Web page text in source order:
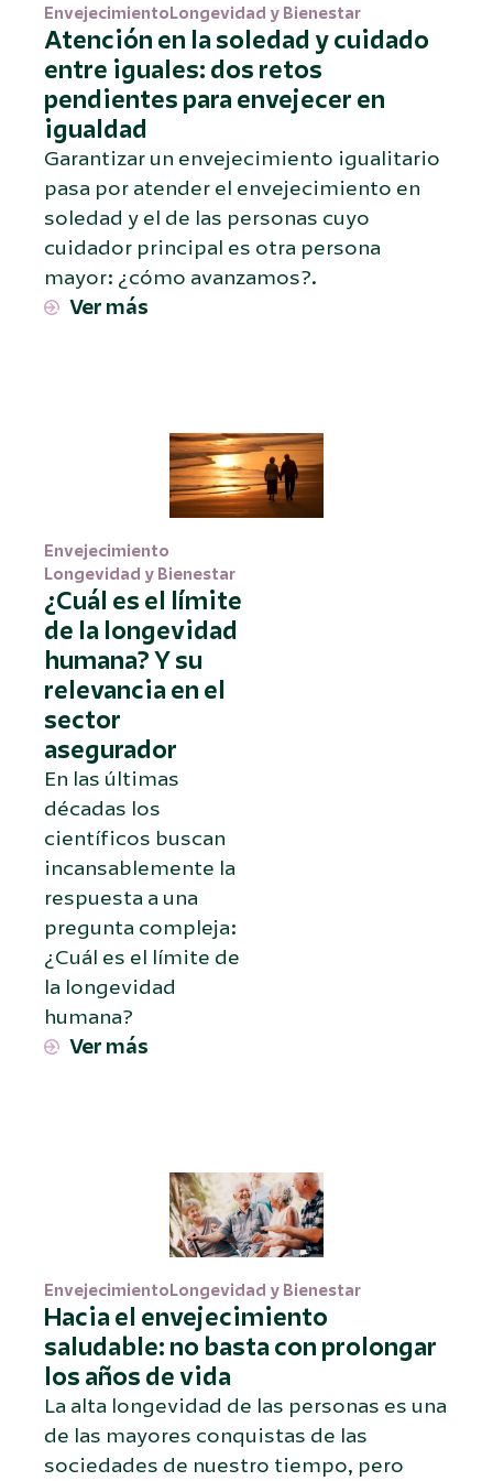
EnvejecimientoLongevidad y Bienestar
Atención en la soledad y cuidado
entre iguales: dos retos
pendientes para envejecer en
igualdad
Garantizar un envejecimiento igualitario
pasa por atender el envejecimiento en
soledad y el de las personas cuyo
cuidador principal es otra persona
mayor: ¿cómo avanzamos?.
Ver más
Envejecimiento
Longevidad y Bienestar
¿Cuál es el límite
de la longevidad
humana? Y su
relevancia en el
sector
asegurador
En las últimas
décadas los
científicos buscan
incansablemente la
respuesta a una
pregunta compleja:
¿Cuál es el límite de
la longevidad
humana?
Ver más
EnvejecimientoLongevidad y Bienestar
Hacia el envejecimiento
saludable: no basta con prolongar
los años de vida
La alta longevidad de las personas es una
de las mayores conquistas de las
sociedades de nuestro tiempo, pero